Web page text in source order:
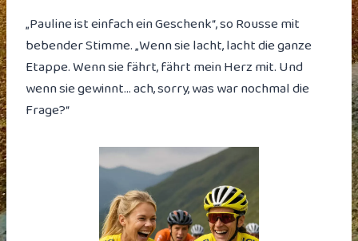
„Pauline ist einfach ein Geschenk“, so Rousse mit
bebender Stimme. „Wenn sie lacht, lacht die ganze
Etappe. Wenn sie fährt, fährt mein Herz mit. Und
wenn sie gewinnt… ach, sorry, was war nochmal die
Frage?“